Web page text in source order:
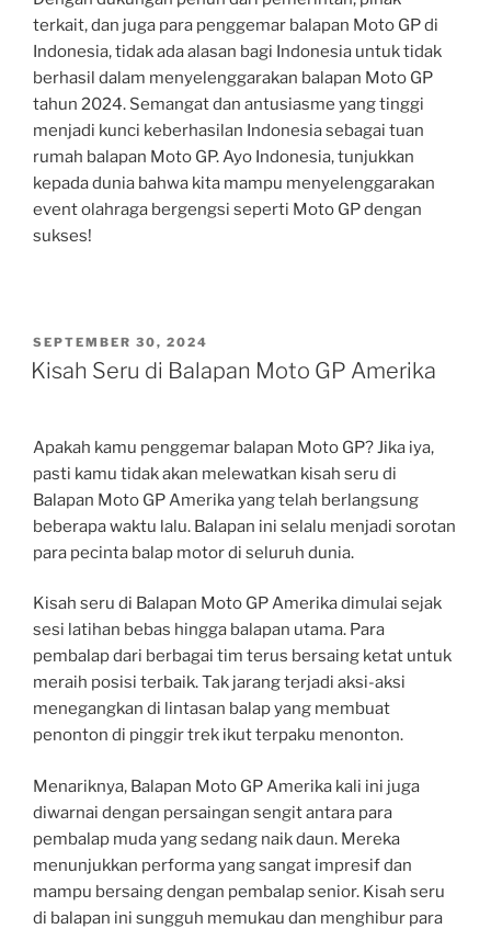
terkait, dan juga para penggemar balapan Moto GP di
Indonesia, tidak ada alasan bagi Indonesia untuk tidak
berhasil dalam menyelenggarakan balapan Moto GP
tahun 2024. Semangat dan antusiasme yang tinggi
menjadi kunci keberhasilan Indonesia sebagai tuan
rumah balapan Moto GP. Ayo Indonesia, tunjukkan
kepada dunia bahwa kita mampu menyelenggarakan
event olahraga bergengsi seperti Moto GP dengan
sukses!
POSTED
ON
SEPTEMBER 30, 2024
Kisah Seru di Balapan Moto GP Amerika
Apakah kamu penggemar balapan Moto GP? Jika iya,
pasti kamu tidak akan melewatkan kisah seru di
Balapan Moto GP Amerika yang telah berlangsung
beberapa waktu lalu. Balapan ini selalu menjadi sorotan
para pecinta balap motor di seluruh dunia.
Kisah seru di Balapan Moto GP Amerika dimulai sejak
sesi latihan bebas hingga balapan utama. Para
pembalap dari berbagai tim terus bersaing ketat untuk
meraih posisi terbaik. Tak jarang terjadi aksi-aksi
menegangkan di lintasan balap yang membuat
penonton di pinggir trek ikut terpaku menonton.
Menariknya, Balapan Moto GP Amerika kali ini juga
diwarnai dengan persaingan sengit antara para
pembalap muda yang sedang naik daun. Mereka
menunjukkan performa yang sangat impresif dan
mampu bersaing dengan pembalap senior. Kisah seru
di balapan ini sungguh memukau dan menghibur para